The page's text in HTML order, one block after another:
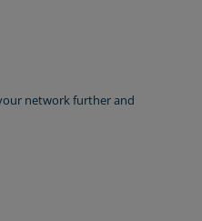
network further and